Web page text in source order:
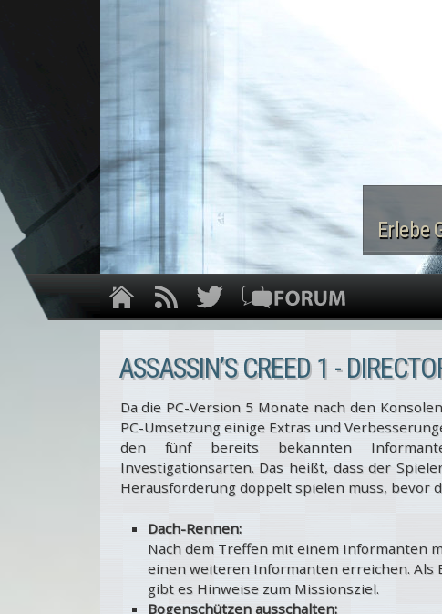
Erlebe
ASSASSIN’S CREED 1 -
Da die PC-Version 5 Monate nach den
PC-Umsetzung einige Extras und
den fünf bereits bekannten
Investigationsarten. Das heißt, dass der
Herausforderung doppelt spielen muss, bevor
Dach-Rennen:
Nach dem Treffen mit einem Informanten
einen weiteren Informanten erreichen. Als
gibt es Hinweise zum Missionsziel.
Bogenschützen ausschalten: